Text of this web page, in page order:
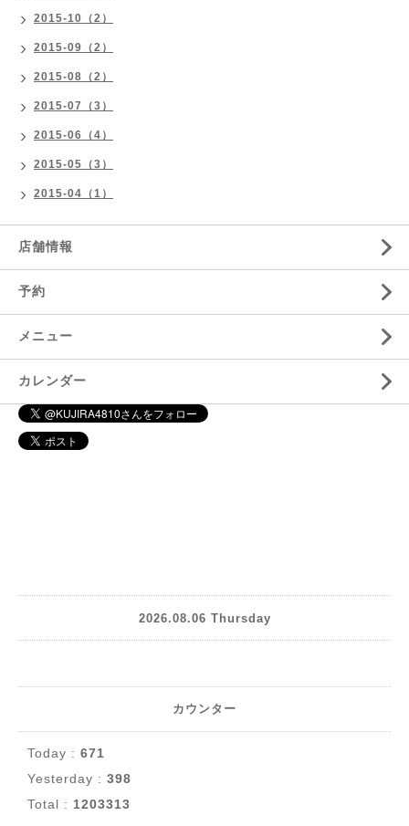
2015-10（2）
2015-09（2）
2015-08（2）
2015-07（3）
2015-06（4）
2015-05（3）
2015-04（1）
店舗情報
予約
メニュー
カレンダー
2026.08.06 Thursday
カウンター
Today : 671
Yesterday : 398
Total : 1203313